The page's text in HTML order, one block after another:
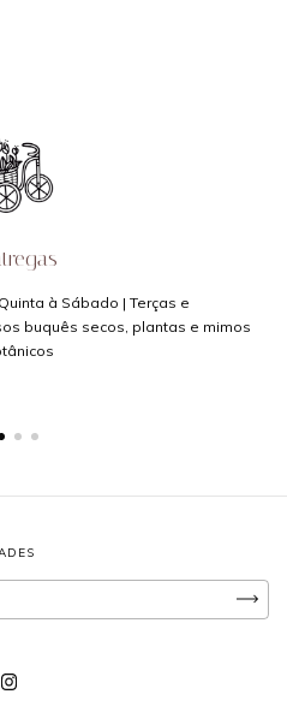
à Sábado | Terças e
buquês secos, plantas e mimos